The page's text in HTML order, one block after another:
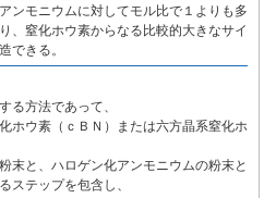
ンモニウムに対してモル比で１よりも多
、窒化ホウ素からなる比較的大きなサイ
できる。
る方法であって、
ホウ素（ｃＢＮ）または六方晶系窒化ホ
末と、ハロゲン化アンモニウムの粉末と
ステップを包含し、